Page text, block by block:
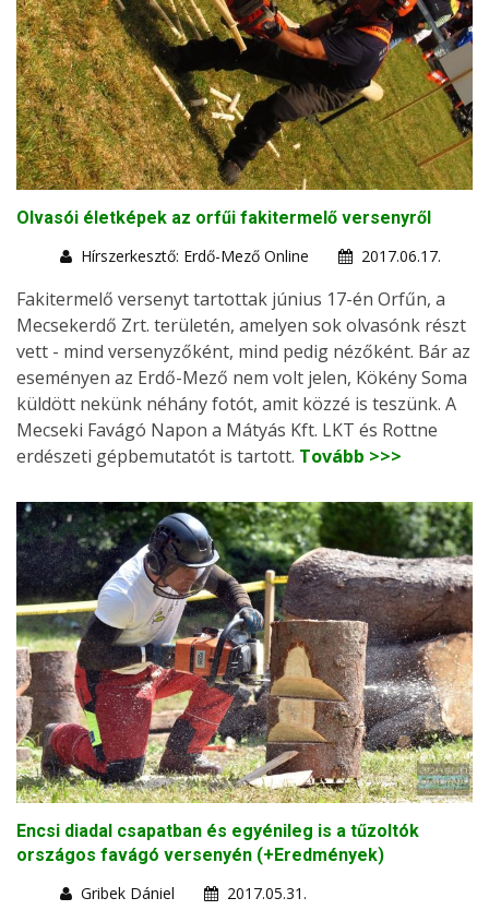
Olvasói életképek az orfűi fakitermelő versenyről
Hírszerkesztő: Erdő-Mező Online
2017.06.17.
Fakitermelő versenyt tartottak június 17-én Orfűn, a
Mecsekerdő Zrt. területén, amelyen sok olvasónk részt
vett - mind versenyzőként, mind pedig nézőként. Bár az
eseményen az Erdő-Mező nem volt jelen, Kökény Soma
küldött nekünk néhány fotót, amit közzé is teszünk. A
Mecseki Favágó Napon a Mátyás Kft. LKT és Rottne
erdészeti gépbemutatót is tartott. Tovább >>>
Encsi diadal csapatban és egyénileg is a tűzoltók
országos favágó versenyén (+Eredmények)
Gribek Dániel
2017.05.31.